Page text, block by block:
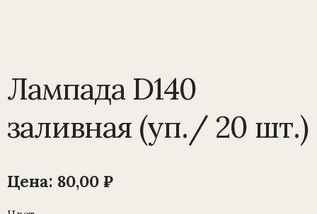
Лампада D140
заливная (уп./ 20 шт.)
Цена: 80,00 ₽